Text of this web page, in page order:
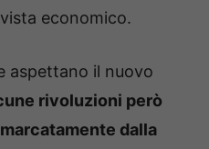
economico.
aspettano il nuovo
rivoluzioni però
dalla